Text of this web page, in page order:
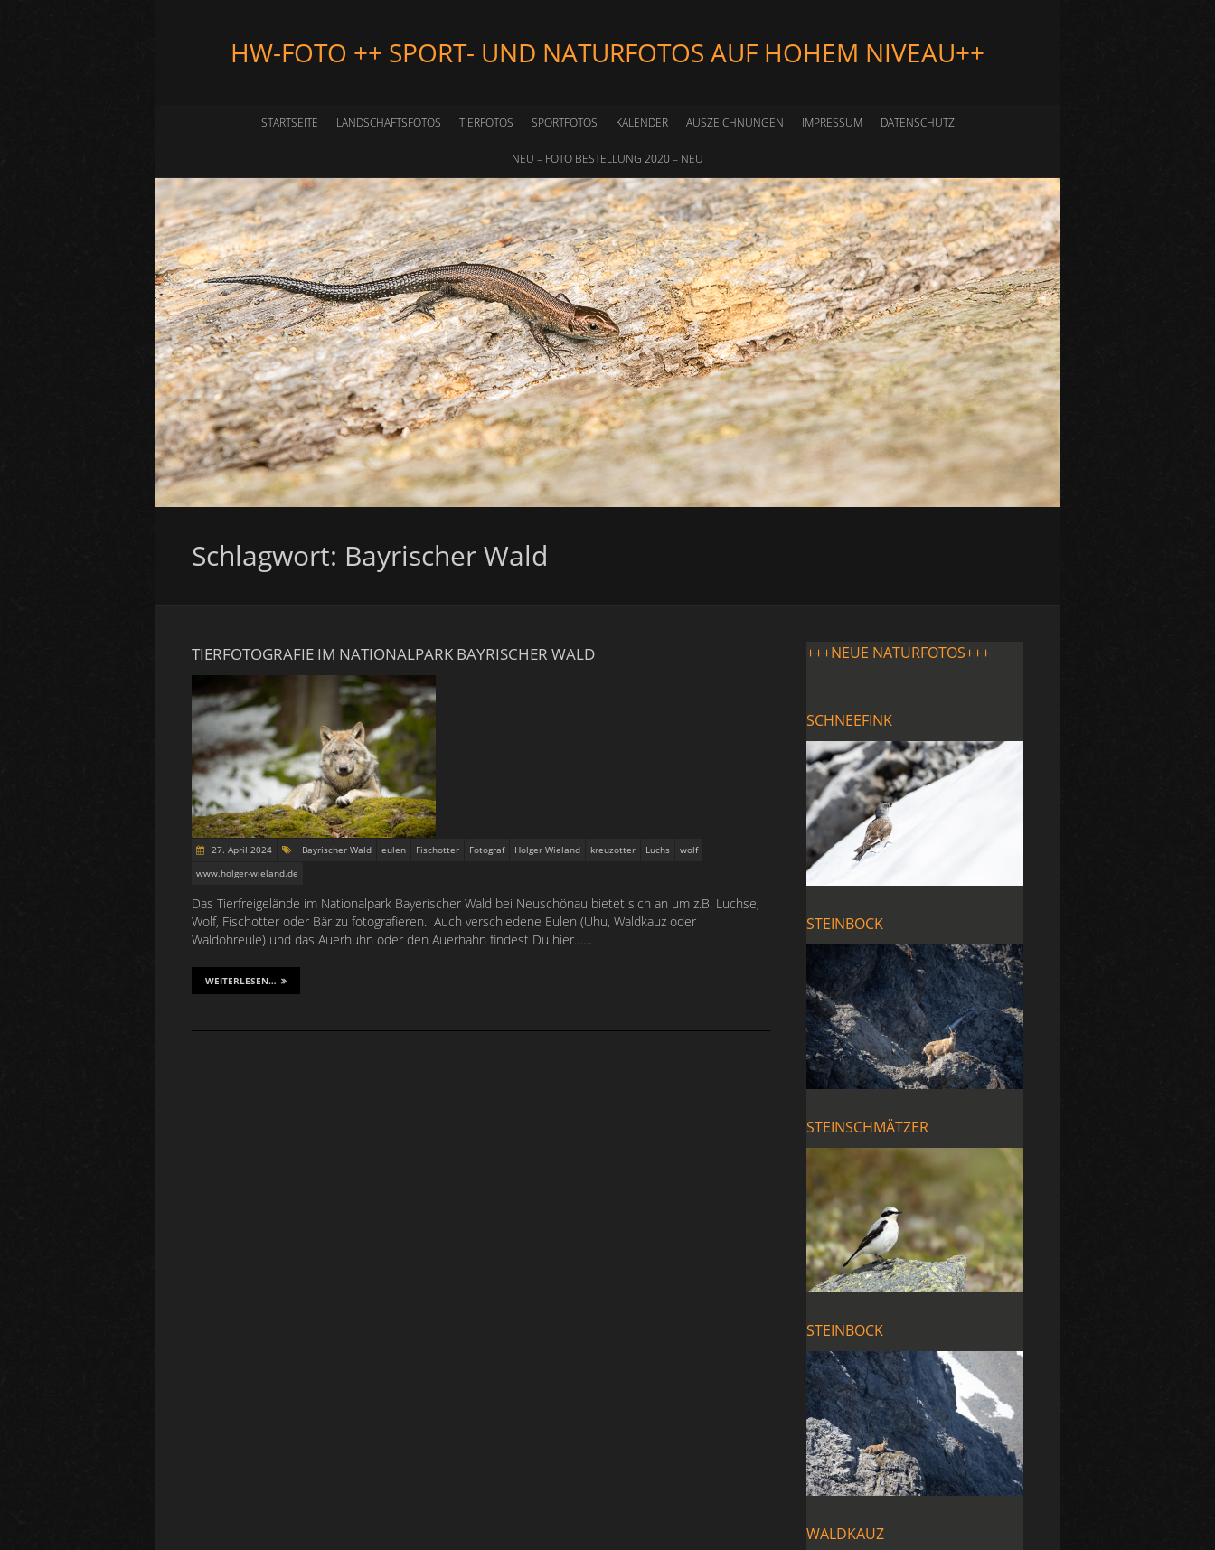
HW-FOTO ++ SPORT- UND NATURFOTOS AUF HOHEM NIVEAU++
STARTSEITE LANDSCHAFTSFOTOS TIERFOTOS SPORTFOTOS KALENDER AUSZEICHNUNGEN IMPRESSUM DATENSCHUTZ
NEU – FOTO BESTELLUNG 2020 – NEU
Schlagwort: Bayrischer Wald
TIERFOTOGRAFIE IM NATIONALPARK BAYRISCHER WALD
27. April 2024 Bayrischer Wald eulen Fischotter Fotograf Holger Wieland kreuzotter Luchs
wolf
www.holger-wieland.de
Das Tierfreigelände im Nationalpark Bayerischer Wald bei Neuschönau bietet sich an um z.B. Luchse,
Wolf, Fischotter oder Bär zu fotografieren. Auch verschiedene Eulen (Uhu, Waldkauz oder
Waldohreule) und das Auerhuhn oder den Auerhahn findest Du hier……
WEITERLESEN…
+++NEUE NATURFOTOS+++
SCHNEEFINK
STEINBOCK
STEINSCHMÄTZER
STEINBOCK
WALDKAUZ